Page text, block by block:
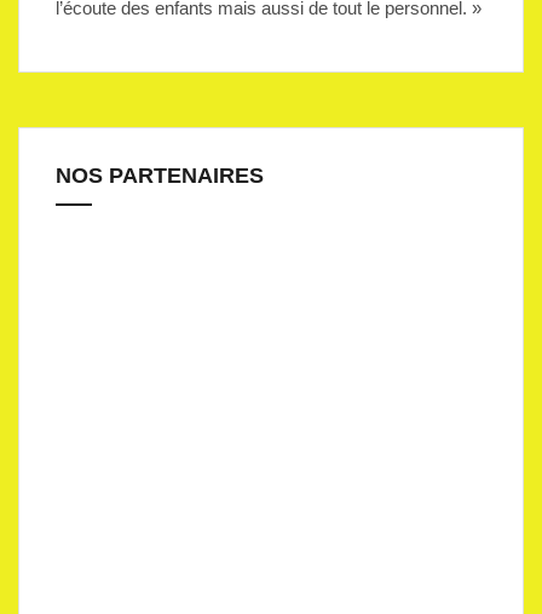
l’écoute des enfants mais aussi de tout le personnel. »
NOS PARTENAIRES